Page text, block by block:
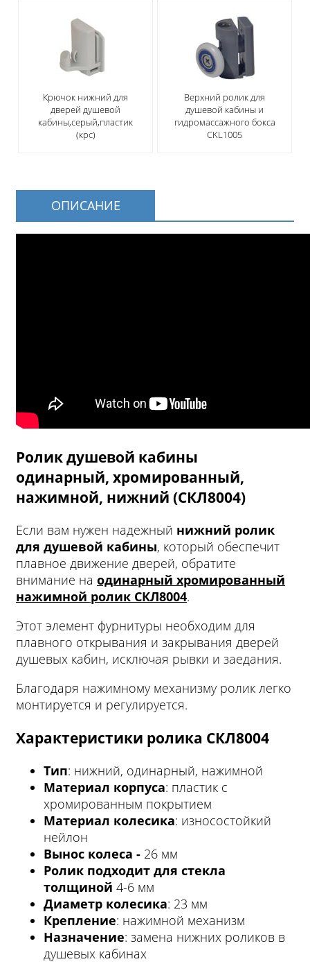
Крючок нижний для
дверей душевой
кабины,серый,пластик
(крс)
Верхний ролик для
душевой кабины и
гидромассажного бокса
CKL1005
ОПИСАНИЕ
Ролик душевой кабины
одинарный, хромированный,
нажимной, нижний (СКЛ8004)
Если вам нужен надежный нижний ролик
для душевой кабины, который обеспечит
плавное движение дверей, обратите
внимание на одинарный хромированный
нажимной ролик СКЛ8004.
Этот элемент фурнитуры необходим для
плавного открывания и закрывания дверей
душевых кабин, исключая рывки и заедания.
Благодаря нажимному механизму ролик легко
монтируется и регулируется.
Характеристики ролика СКЛ8004
Тип: нижний, одинарный, нажимной
Материал корпуса: пластик с
хромированным покрытием
Материал колесика: износостойкий
нейлон
Вынос колеса - 26 мм
Ролик подходит для стекла
толщиной 4-6 мм
Диаметр колесика: 23 мм
Крепление: нажимной механизм
Назначение: замена нижних роликов в
душевых кабинах